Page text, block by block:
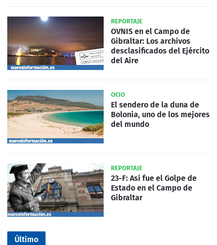
REPORTAJE
OVNIS en el Campo de
Gibraltar: Los archivos
desclasificados del Ejército
del Aire
OCIO
El sendero de la duna de
Bolonia, uno de los mejores
del mundo
REPORTAJE
23-F: Así fue el Golpe de
Estado en el Campo de
Gibraltar
Último